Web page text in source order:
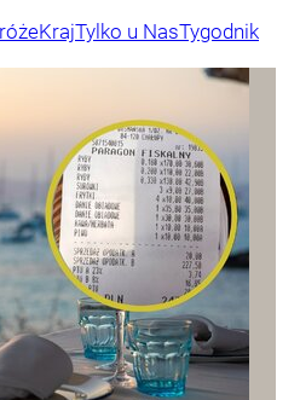
KrajTylko u NasTygodnik